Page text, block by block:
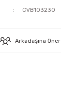
CVB103230
Arkadaşına Öner